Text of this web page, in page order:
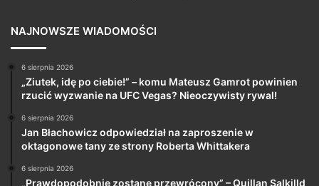
NAJNOWSZE WIADOMOŚCI
6 sierpnia 2026
„Ziutek, idę po ciebie!” – komu Mateusz Gamrot powinien
rzucić wyzwanie na UFC Vegas? Nieoczywisty rywal!
6 sierpnia 2026
Jan Błachowicz odpowiedział na zaproszenie w
oktagonowe tany ze strony Roberta Whittakera
6 sierpnia 2026
„Prawdopodobnie zostanę przewrócony” – Quillan Salkilld